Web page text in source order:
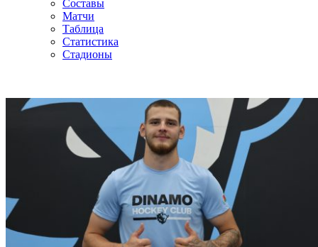
Составы
Матчи
Таблица
Статистика
Стадионы